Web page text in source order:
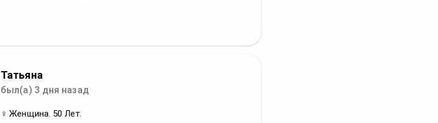
Татьяна
был(а) 3 дня назад
♀ Женщина. 50 Лет.